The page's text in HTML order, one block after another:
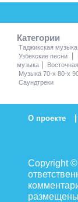
Категории
Таджикская музыка
Узбекские песни
|
музыка |
Музыка 70-х 80-х
Саундтреки
О проекте |
Copyright
размещены